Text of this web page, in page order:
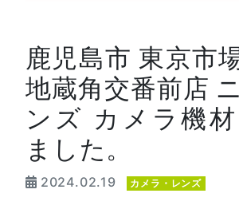
鹿児島市 東京市
地蔵角交番前店
ンズ カメラ機
ました。
2024.02.19 カメラ・レンズ